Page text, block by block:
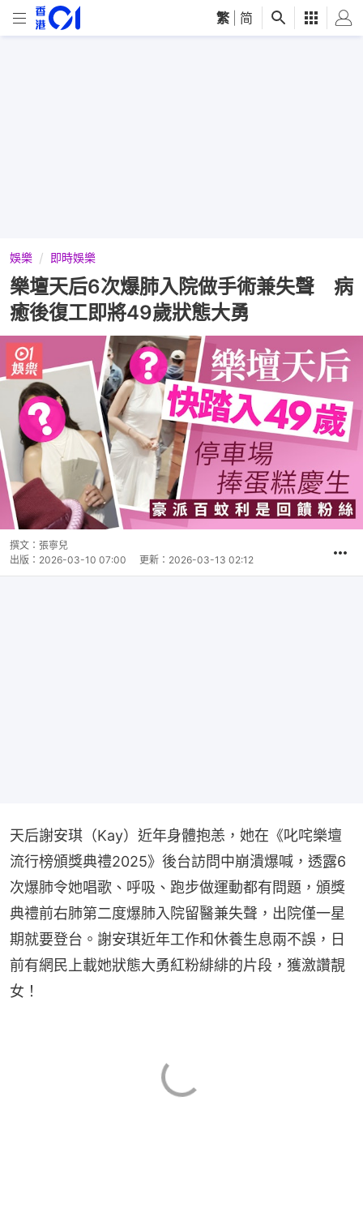
繁 简
娛樂 即時娛樂
樂壇天后6次爆肺入院做手術兼失聲 病
癒後復工即將49歲狀態大勇
撰文： 張寧兒
出版： 2026-03-10 07:00 更新： 2026-03-13 02:12
天后謝安琪（Kay）近年身體抱恙，她在《叱咤樂壇
流行榜頒獎典禮2025》後台訪問中崩潰爆喊，透露6
次爆肺令她唱歌、呼吸、跑步做運動都有問題，頒獎
典禮前右肺第二度爆肺入院留醫兼失聲，出院僅一星
期就要登台。謝安琪近年工作和休養生息兩不誤，日
前有網民上載她狀態大勇紅粉緋緋的片段，獲激讚靚
女！